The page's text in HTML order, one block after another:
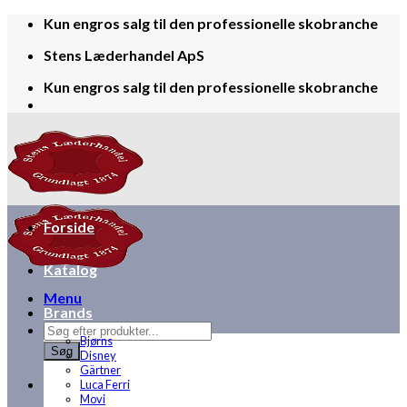
Skip
content
Kun engros salg til den professionelle skobranche
Stens Læderhandel ApS
Kun engros salg til den professionelle skobranche
Menu
Products
search
Søg
Forside
Katalog
Brands
Bjørns
Disney
Gärtner
Luca Ferri
Movi